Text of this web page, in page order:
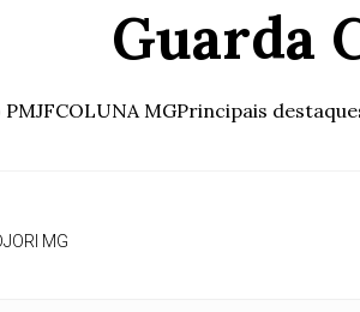
Guarda
PMJFCOLUNA MGPrincipais
MG